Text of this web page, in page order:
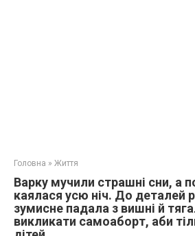
Головна » Життя
Варку мучили страшні сни, а
каялася усю ніч. До деталей
зумисне пaдала з вишні й
викликати сaмoaбopт, аби